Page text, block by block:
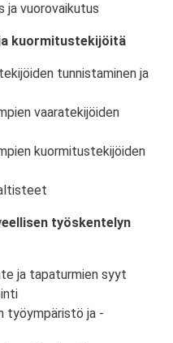
ja vuorovaikutus
kuormitustekijöitä
tunnistaminen ja
vaaratekijöiden
kuormitustekijöiden
työskentelyn
ja tapaturmien syyt
työympäristö ja -